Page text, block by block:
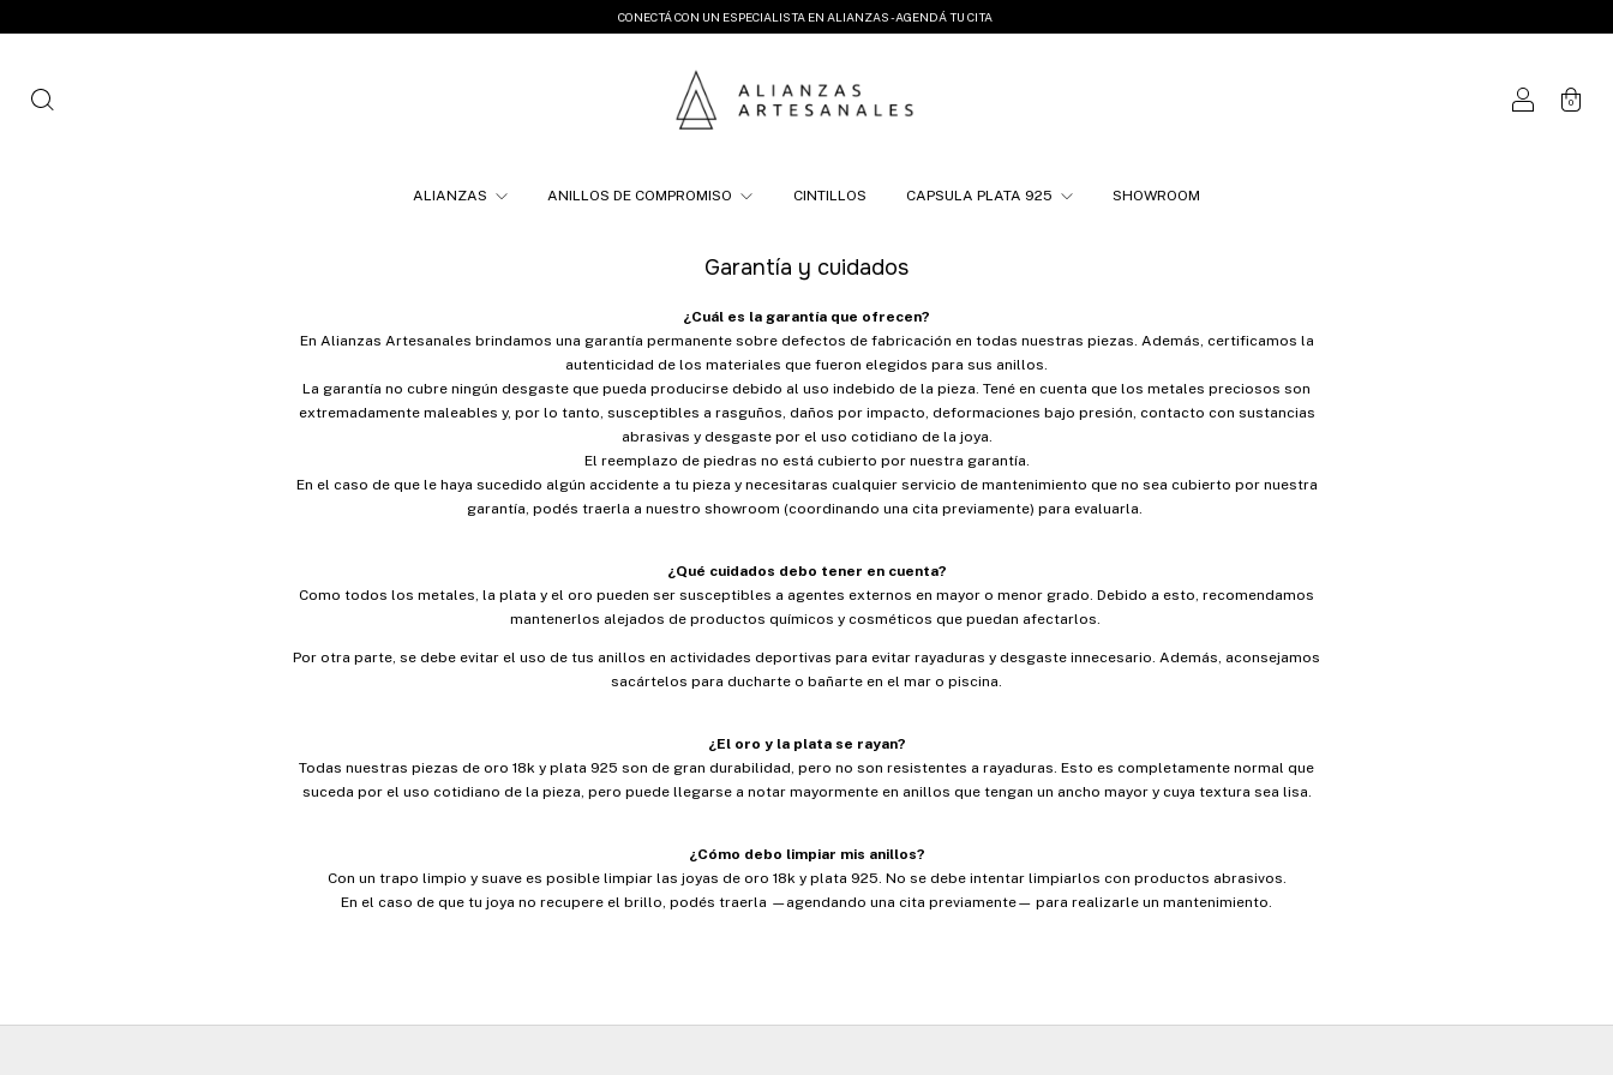
CONECTÁ CON UN ESPECIALISTA EN ALIANZAS - AGENDÁ TU CITA
0
ALIANZAS ANILLOS DE COMPROMISO CINTILLOS CAPSULA PLATA 925 SHOWROOM
Garantía y cuidados
¿Cuál es la garantía que ofrecen?
En Alianzas Artesanales brindamos una garantía permanente sobre defectos de fabricación en todas nuestras piezas. Además, certificamos la
autenticidad de los materiales que fueron elegidos para sus anillos.
La garantía no cubre ningún desgaste que pueda producirse debido al uso indebido de la pieza. Tené en cuenta que los metales preciosos son
extremadamente maleables y, por lo tanto, susceptibles a rasguños, daños por impacto, deformaciones bajo presión, contacto con sustancias
abrasivas y desgaste por el uso cotidiano de la joya.
El reemplazo de piedras no está cubierto por nuestra garantía.
En el caso de que le haya sucedido algún accidente a tu pieza y necesitaras cualquier servicio de mantenimiento que no sea cubierto por nuestra
garantía, podés traerla a nuestro showroom (coordinando una cita previamente) para evaluarla.
¿Qué cuidados debo tener en cuenta?
Como todos los metales, la plata y el oro pueden ser susceptibles a agentes externos en mayor o menor grado. Debido a esto, recomendamos
mantenerlos alejados de productos químicos y cosméticos que puedan afectarlos.
Por otra parte, se debe evitar el uso de tus anillos en actividades deportivas para evitar rayaduras y desgaste innecesario. Además, aconsejamos
sacártelos para ducharte o bañarte en el mar o piscina.
¿El oro y la plata se rayan?
Todas nuestras piezas de oro 18k y plata 925 son de gran durabilidad, pero no son resistentes a rayaduras. Esto es completamente normal que
suceda por el uso cotidiano de la pieza, pero puede llegarse a notar mayormente en anillos que tengan un ancho mayor y cuya textura sea lisa.
¿Cómo debo limpiar mis anillos?
Con un trapo limpio y suave es posible limpiar las joyas de oro 18k y plata 925. No se debe intentar limpiarlos con productos abrasivos.
En el caso de que tu joya no recupere el brillo, podés traerla —agendando una cita previamente— para realizarle un mantenimiento.